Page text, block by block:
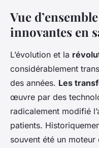
Vue
innovantes en
L’évolution et la
considérablement
des années. Les
œuvre par des
radicalement modifié
patients.
souvent été un